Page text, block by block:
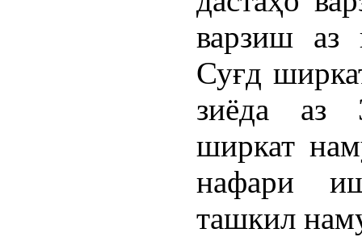
варзиш аз
Суғд
зиёда аз
ширкат
нафари
ташкил